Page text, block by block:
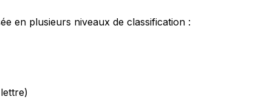
en plusieurs niveaux de classification :